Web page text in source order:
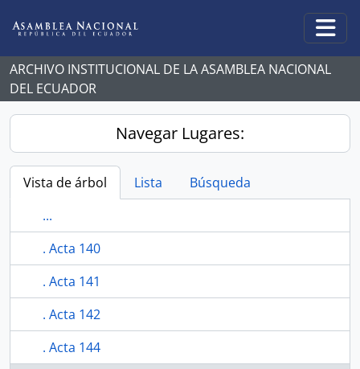
ARCHIVO INSTITUCIONAL DE LA ASAMBLEA NACIONAL
DEL ECUADOR
Navegar Lugares:
Vista de árbol Lista
Búsqueda
...
. Acta 140
. Acta 141
. Acta 142
. Acta 144